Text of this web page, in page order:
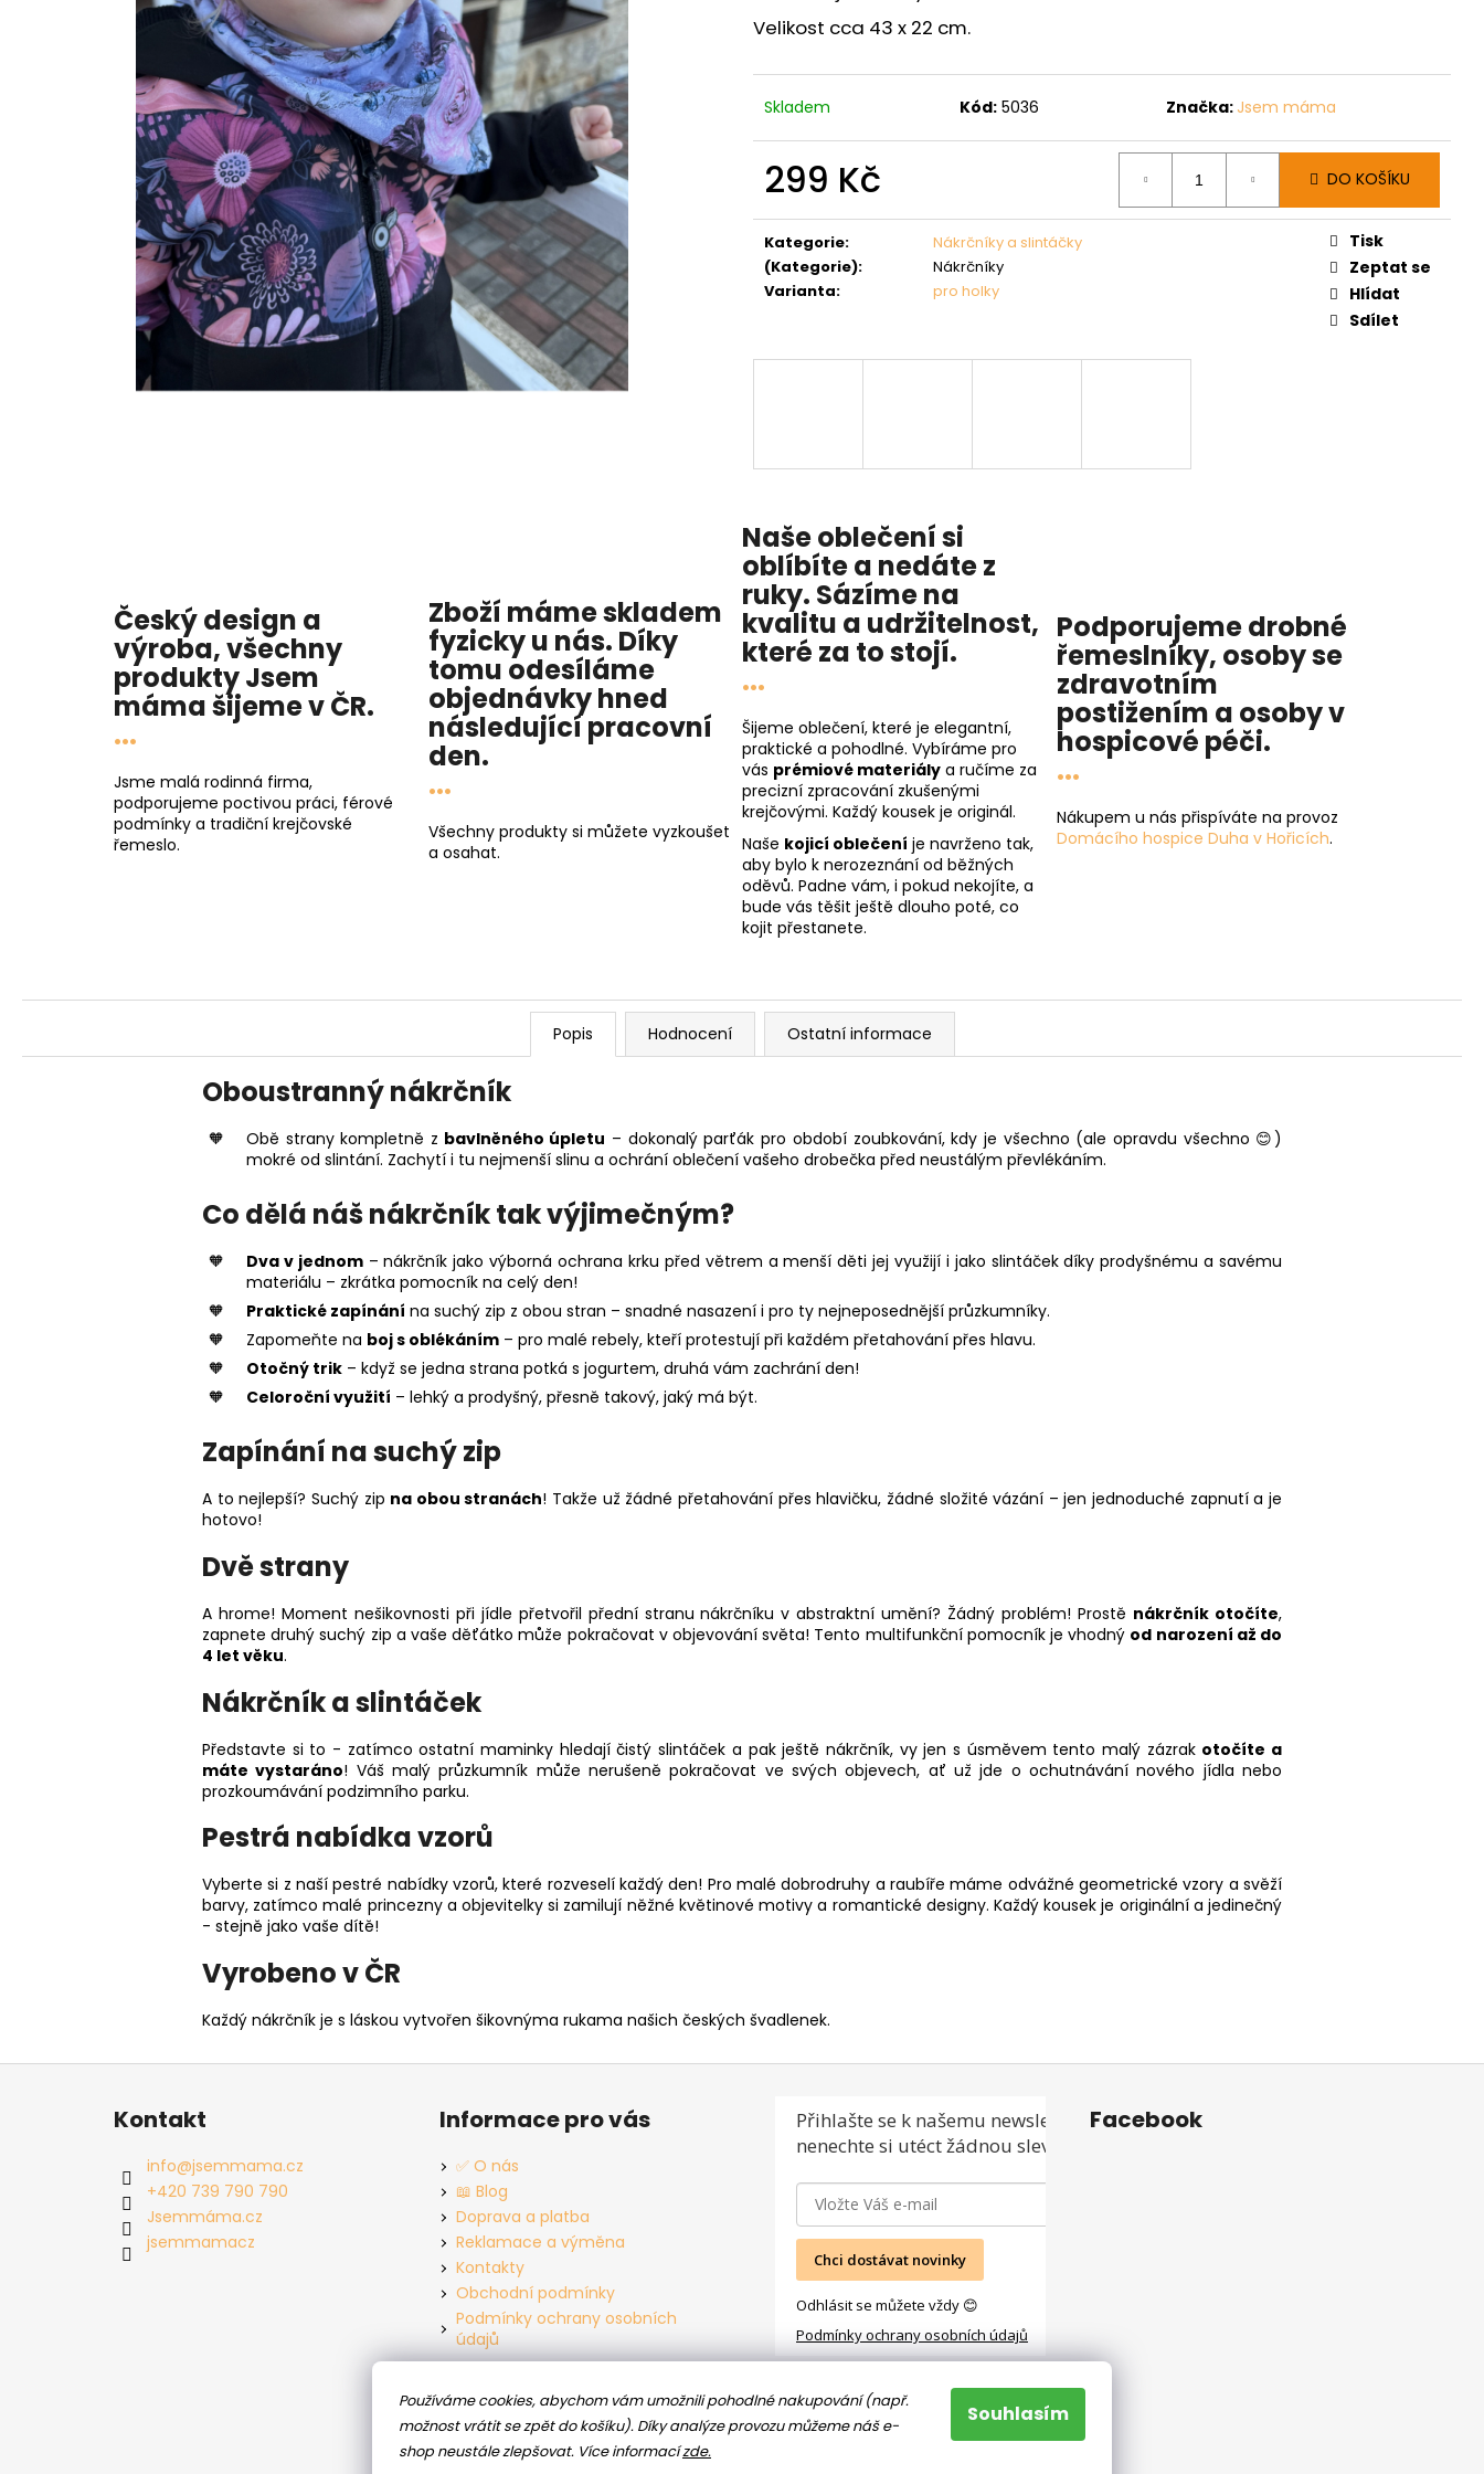
Používáme cookies, abychom vám umožnili pohodlné nakupování (např.
možnost vrátit se zpět do košíku). Díky analýze provozu můžeme náš e-
shop neustále zlepšovat. Více informacízde.
Souhlasím
Velikost cca 43 x 22 cm.
Skladem Kód: 5036 Značka: Jsem máma
299 Kč
cena:
DO KOŠÍKU
Kategorie:
Nákrčníky a slintáčky
(Kategorie):
Nákrčníky
Varianta: pro holky
Tisk
Zeptat se
Hlídat
Sdílet
Český design a
výroba, všechny
produktyJsem
mámašijeme v ČR.
...
Jsme malá rodinná firma,
podporujeme poctivou práci, férové
podmínky a tradiční krejčovské
řemeslo.
Zboží máme skladem
fyzicky u nás. Díky
tomu odesíláme
objednávky hned
následující pracovní
den.
...
Všechny produkty si můžete vyzkoušet
a osahat.
Naše oblečení si
oblíbíte a nedáte z
ruky. Sázíme na
kvalitu a udržitelnost,
které za to stojí.
...
Šijeme oblečení, které je elegantní,
praktické a pohodlné. Vybíráme pro
vás prémiové materiály a ručíme za
precizní zpracování zkušenými
krejčovými. Každý kousek je originál.
Naše kojicí oblečení je navrženo tak,
aby bylo k nerozeznání od běžných
oděvů. Padne vám, i pokud nekojíte, a
bude vás těšit ještě dlouho poté, co
kojit přestanete.
Podporujeme drobné
řemeslníky, osoby se
zdravotním
postižením a osoby v
hospicové péči.
...
Nákupem u nás přispíváte na provoz
Domácího hospice Duha v Hořicích.
Popis Hodnocení Ostatní informace
Oboustranný nákrčník
Obě strany kompletně z bavlněného úpletu – dokonalý parťák pro období zoubkování, kdy je všechno (ale opravdu všechno 😊)
mokré od slintání. Zachytí i tu nejmenší slinu a ochrání oblečení vašeho drobečka před neustálým převlékáním.
Co dělá náš nákrčník tak výjimečným?
Dva v jednom– nákrčník jako výborná ochrana krku před větrem a menší děti jej využijí i jako slintáček díky prodyšnému a savému
materiálu – zkrátka pomocník na celý den!
Praktické zapínání na suchý zip z obou stran – snadné nasazení i pro ty nejneposednější průzkumníky.
Zapomeňte na boj s oblékáním – pro malé rebely, kteří protestují při každém přetahování přes hlavu.
Otočný trik – když se jedna strana potká s jogurtem, druhá vám zachrání den!
Celoroční využití – lehký a prodyšný, přesně takový, jaký má být.
Zapínání na suchý zip
A to nejlepší? Suchý zip na obou stranách! Takže už žádné přetahování přes hlavičku, žádné složité vázání – jen jednoduché zapnutí a je
hotovo!
Dvě strany
A hrome! Moment nešikovnosti při jídle přetvořil přední stranu nákrčníku v abstraktní umění? Žádný problém! Prostě nákrčník otočíte,
zapnete druhý suchý zip a vaše děťátko může pokračovat v objevování světa! Tento multifunkční pomocník je vhodný od narození až do
4 let věku.
Nákrčník a slintáček
Představte si to - zatímco ostatní maminky hledají čistý slintáček a pak ještě nákrčník, vy jen s úsměvem tento malý zázrak otočíte a
máte vystaráno! Váš malý průzkumník může nerušeně pokračovat ve svých objevech, ať už jde o ochutnávání nového jídla nebo
prozkoumávání podzimního parku.
Pestrá nabídka vzorů
Vyberte si z naší pestré nabídky vzorů, které rozveselí každý den! Pro malé dobrodruhy a raubíře máme odvážné geometrické vzory a svěží
barvy, zatímco malé princezny a objevitelky si zamilují něžné květinové motivy a romantické designy. Každý kousek je originální a jedinečný
- stejně jako vaše dítě!
Vyrobeno v ČR
Každý nákrčník je s láskou vytvořen šikovnýma rukama našich českých švadlenek.
Kontakt
info@jsemmama.cz
+420 739 790 790
Jsemmáma.cz
jsemmamacz
Informace pro vás
✅ O nás
📖 Blog
Doprava a platba
Reklamace a výměna
Kontakty
Obchodní podmínky
Podmínky ochrany osobních
údajů
Přihlašte se k našemu newsletteru a
nenechte si utéct žádnou slevu ani akci!
Chci dostávat novinky
Odhlásit se můžete vždy 😊
Podmínky ochrany osobních údajů
Facebook